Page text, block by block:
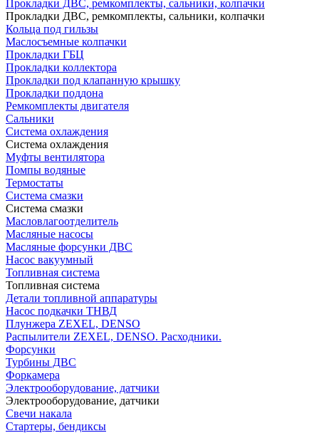
Прокладки ДВС, ремкомплекты, сальники, колпачки
Прокладки ДВС, ремкомплекты, сальники, колпачки
Кольца под гильзы
Маслосъемные колпачки
Прокладки ГБЦ
Прокладки коллектора
Прокладки под клапанную крышку
Прокладки поддона
Ремкомплекты двигателя
Сальники
Система охлаждения
Система охлаждения
Муфты вентилятора
Помпы водяные
Термостаты
Система смазки
Система смазки
Масловлагоотделитель
Масляные насосы
Масляные форсунки ДВС
Насос вакуумный
Топливная система
Топливная система
Детали топливной аппаратуры
Насос подкачки ТНВД
Плунжера ZEXEL, DENSO
Распылители ZEXEL, DENSO. Расходники.
Форсунки
Турбины ДВС
Форкамера
Электрооборудование, датчики
Электрооборудование, датчики
Свечи накала
Стартеры, бендиксы